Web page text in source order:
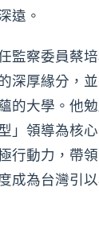
遠。
監察委員蔡
深厚緣分，
的大學。他
」領導為核心
行動力，帶
成為台灣引